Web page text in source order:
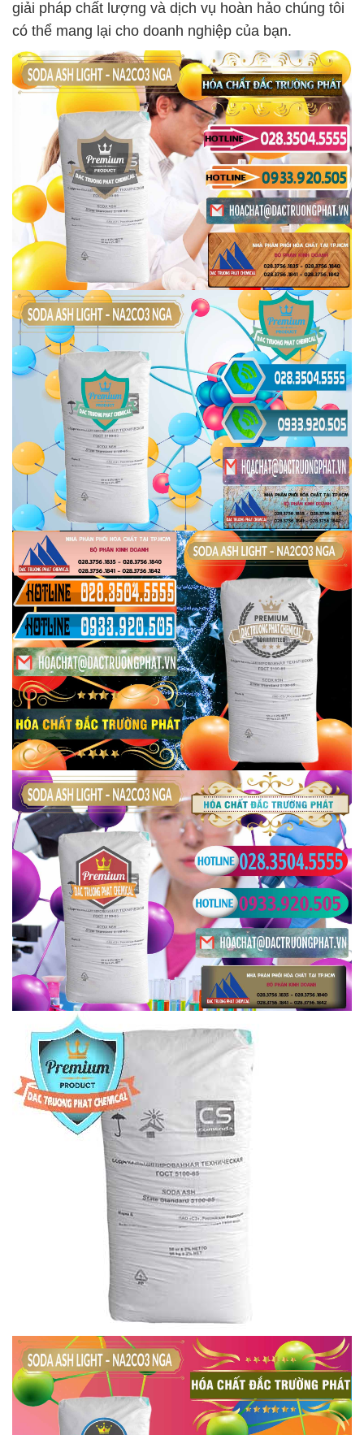
giải pháp chất lượng và dịch vụ hoàn hảo chúng tôi
có thể mang lại cho doanh nghiệp của bạn.